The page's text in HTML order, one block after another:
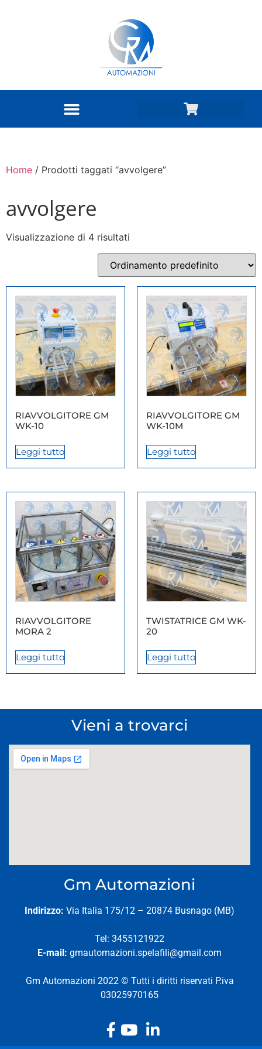
Home / Prodotti taggati “avvolgere”
avvolgere
Visualizzazione di 4 risultati
RIAVVOLGITORE GM
WK-10
Leggi tutto
RIAVVOLGITORE GM
WK-10M
Leggi tutto
RIAVVOLGITORE
MORA 2
Leggi tutto
TWISTATRICE GM WK-
20
Leggi tutto
Gm Automazioni
Indirizzo: Via Italia 175/12 – 20874 Busnago (MB)
Tel: 3455121922
E-mail: gmautomazioni.spelafili@gmail.com
Gm Automazioni 2022 © Tutti i diritti riservati P.iva
03025970165
Vieni a trovarci